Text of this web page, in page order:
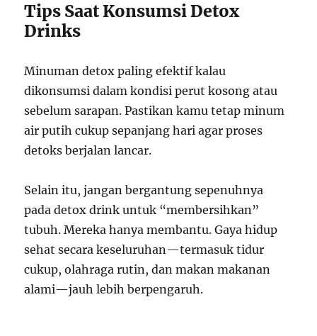
Tips Saat Konsumsi Detox
Drinks
Minuman detox paling efektif kalau
dikonsumsi dalam kondisi perut kosong atau
sebelum sarapan. Pastikan kamu tetap minum
air putih cukup sepanjang hari agar proses
detoks berjalan lancar.
Selain itu, jangan bergantung sepenuhnya
pada detox drink untuk “membersihkan”
tubuh. Mereka hanya membantu. Gaya hidup
sehat secara keseluruhan—termasuk tidur
cukup, olahraga rutin, dan makan makanan
alami—jauh lebih berpengaruh.